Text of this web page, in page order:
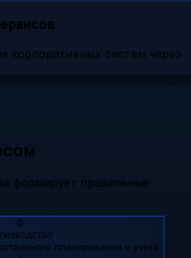
корпоративных систем через
формирует правильные
⚙️
планирования и учёта